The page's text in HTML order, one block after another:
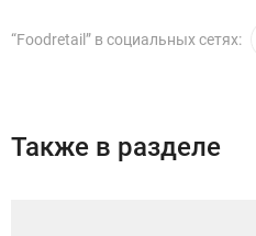
“Foodretail” в социальных сетях:
Также в разделе